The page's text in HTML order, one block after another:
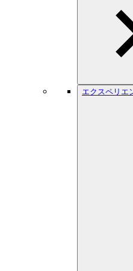
エクスペリエ